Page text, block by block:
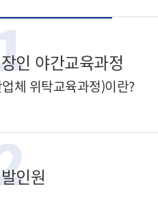
인 야간교육과정
체 위탁교육과정)이란?
인원